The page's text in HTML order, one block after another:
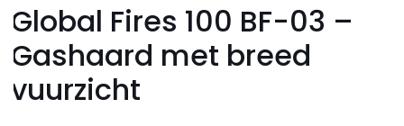
Global Fires 100 BF-03 –
Gashaard met breed
vuurzicht